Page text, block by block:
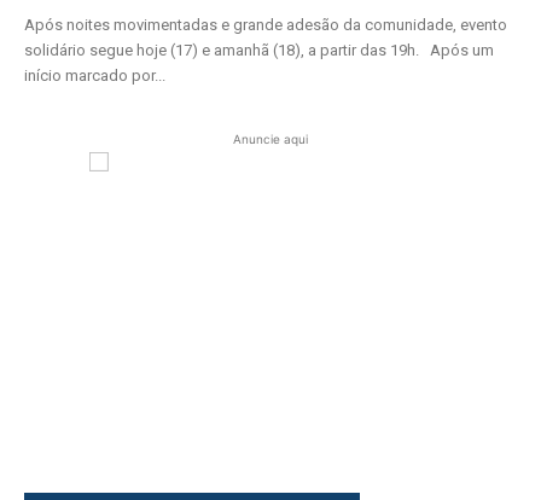
Após noites movimentadas e grande adesão da comunidade, evento
solidário segue hoje (17) e amanhã (18), a partir das 19h. Após um
início marcado por...
Anuncie aqui